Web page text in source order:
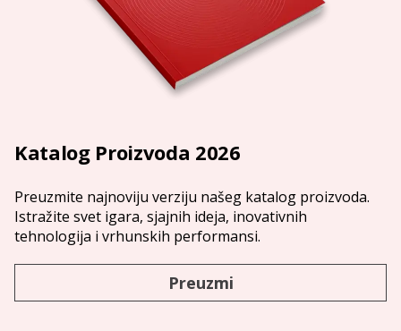
Katalog Proizvoda 2026
Preuzmite najnoviju verziju našeg katalog proizvoda.
Istražite svet igara, sjajnih ideja, inovativnih
tehnologija i vrhunskih performansi.
Preuzmi